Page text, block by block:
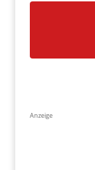
Anzeige